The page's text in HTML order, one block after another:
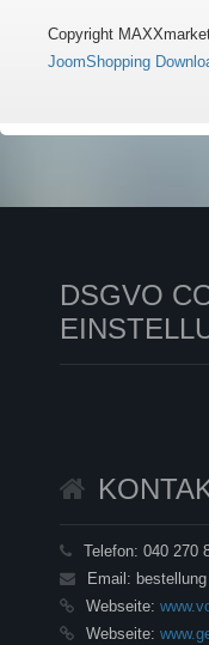
Copyright
JoomShopping
DSGVO
Telefon: 040 270
Email:
Webseite:
Webseite: